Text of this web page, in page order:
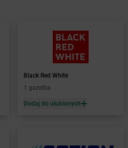
Black Red White
1 gazetka
Dodaj do ulubionych